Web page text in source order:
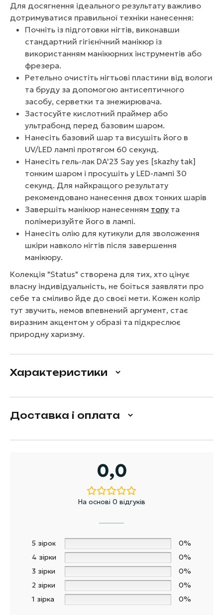
Для досягнення ідеального результату важливо
дотримуватися правильної техніки нанесення:
Почніть із підготовки нігтів, виконавши
стандартний гігієнічний манікюр із
використанням манікюрних інструментів або
фрезера.
Ретельно очистіть нігтьові пластини від вологи
та бруду за допомогою антисептичного
засобу, серветки та знежирювача.
Застосуйте кислотний праймер або
ультрабонд перед базовим шаром.
Нанесіть базовий шар та висушіть його в
UV/LED лампі протягом 60 секунд.
Нанесіть гель-лак DA'23 Say yes [skazhy tak]
тонким шаром і просушіть у LED-лампі 30
секунд. Для найкращого результату
рекомендовано нанесення двох тонких шарів
Завершіть манікюр нанесенням топу та
полімеризуйте його в лампі.
Нанесіть олію для кутикули для зволоження
шкіри навколо нігтів після завершення
манікюру.
Колекція "Status" створена для тих, хто цінує
власну індивідуальність, не боїться заявляти про
себе та сміливо йде до своєї мети. Кожен колір
тут звучить, немов впевнений аргумент, стає
виразним акцентом у образі та підкреслює
природну харизму.
Характеристики
Доставка і оплата
0,0
На основі 0 відгуків
5 зірок
0%
4 зірки
0%
3 зірки
0%
2 зірки
0%
1 зірка
0%